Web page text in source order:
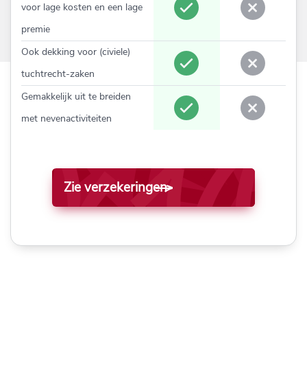
voor lage kosten en een lage
premie
Ook dekking voor (civiele)
tuchtrecht-zaken
Gemakkelijk uit te breiden
met nevenactiviteiten
Zie verzekeringen